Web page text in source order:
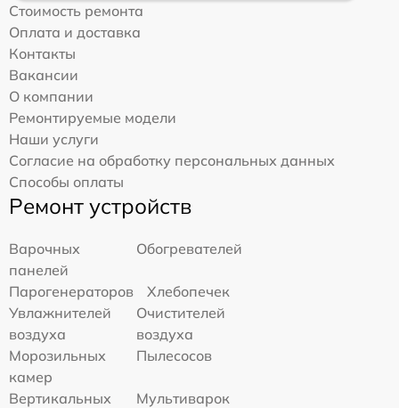
Стоимость ремонта
Оплата и доставка
Контакты
Вакансии
О компании
Ремонтируемые модели
Наши услуги
Согласие на обработку персональных данных
Способы оплаты
Ремонт устройств
Варочных
панелей
Обогревателей
Парогенераторов
Хлебопечек
Увлажнителей
воздуха
Очистителей
воздуха
Морозильных
камер
Пылесосов
Вертикальных
Мультиварок